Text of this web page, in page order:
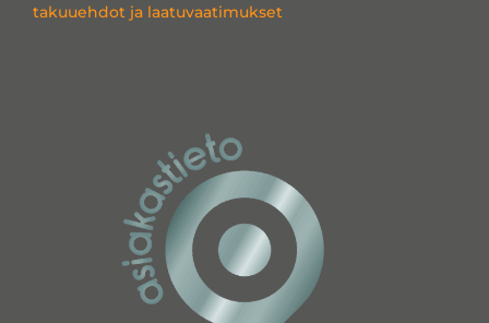
takuuehdot ja laatuvaatimukset